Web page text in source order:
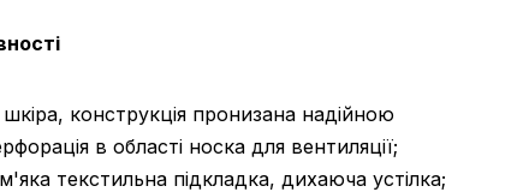
шкіра, конструкція пронизана надійною
в області носка для вентиляції;
м'яка текстильна підкладка, дихаюча устілка;